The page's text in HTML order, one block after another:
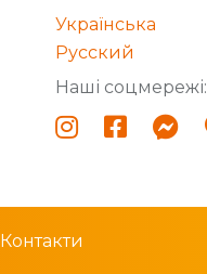
Українська
Русский
Наші соцмережі:
Контакти